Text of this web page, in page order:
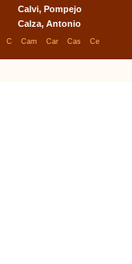
Calvi, Pompejo
Calza, Antonio
C Cam Car Cas Ce